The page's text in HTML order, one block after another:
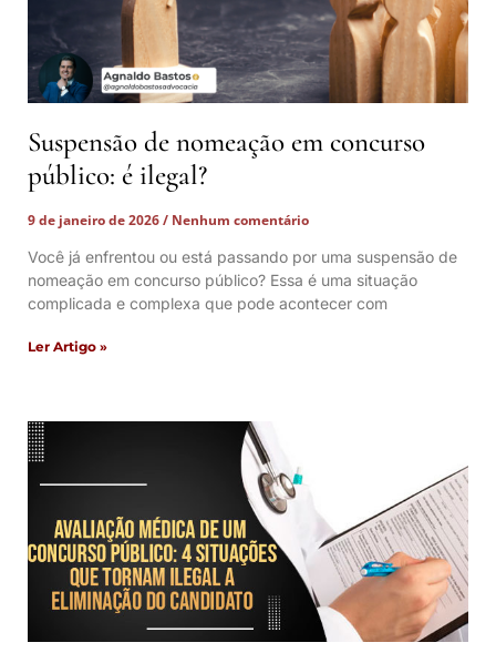
Suspensão de nomeação em concurso
público: é ilegal?
9 de janeiro de 2026
Nenhum comentário
Você já enfrentou ou está passando por uma suspensão de
nomeação em concurso público? Essa é uma situação
complicada e complexa que pode acontecer com
Ler Artigo »